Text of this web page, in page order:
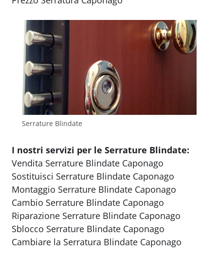
Serrature Blindate
I nostri servizi per le Serrature Blindate:
Vendita Serrature Blindate Caponago
Sostituisci Serrature Blindate Caponago
Montaggio Serrature Blindate Caponago
Cambio Serrature Blindate Caponago
Riparazione Serrature Blindate Caponago
Sblocco Serrature Blindate Caponago
Cambiare la Serratura Blindate Caponago